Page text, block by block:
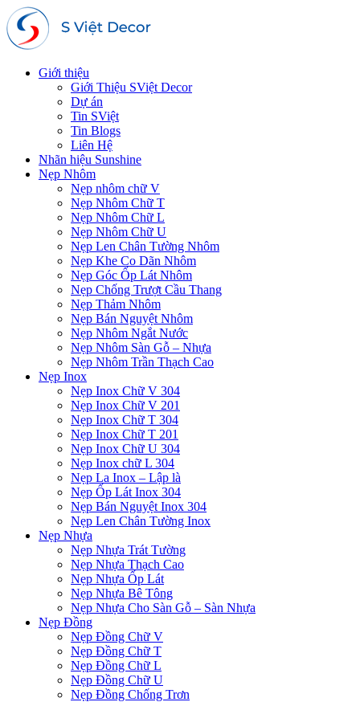
Giới thiệu
Giới Thiệu SViệt Decor
Dự án
Tin SViệt
Tin Blogs
Liên Hệ
Nhãn hiệu Sunshine
Nẹp Nhôm
Nẹp nhôm chữ V
Nẹp Nhôm Chữ T
Nẹp Nhôm Chữ L
Nẹp Nhôm Chữ U
Nẹp Len Chân Tường Nhôm
Nẹp Khe Co Dãn Nhôm
Nẹp Góc Ốp Lát Nhôm
Nẹp Chống Trượt Cầu Thang
Nẹp Thảm Nhôm
Nẹp Bán Nguyệt Nhôm
Nẹp Nhôm Ngắt Nước
Nẹp Nhôm Sàn Gỗ – Nhựa
Nẹp Nhôm Trần Thạch Cao
Nẹp Inox
Nẹp Inox Chữ V 304
Nẹp Inox Chữ V 201
Nẹp Inox Chữ T 304
Nẹp Inox Chữ T 201
Nẹp Inox Chữ U 304
Nẹp Inox chữ L 304
Nẹp La Inox – Lập là
Nẹp Ốp Lát Inox 304
Nẹp Bán Nguyệt Inox 304
Nẹp Len Chân Tường Inox
Nẹp Nhựa
Nẹp Nhựa Trát Tường
Nẹp Nhựa Thạch Cao
Nẹp Nhựa Ốp Lát
Nẹp Nhựa Bê Tông
Nẹp Nhựa Cho Sàn Gỗ – Sàn Nhựa
Nẹp Đồng
Nẹp Đồng Chữ V
Nẹp Đồng Chữ T
Nẹp Đồng Chữ L
Nẹp Đồng Chữ U
Nẹp Đồng Chống Trơn